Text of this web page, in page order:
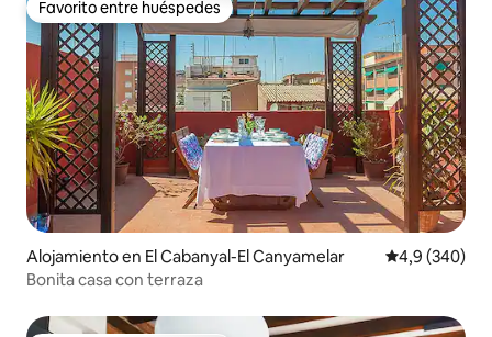
Favorito entre huéspedes
Favorito entre huéspedes
Alojamiento en El Cabanyal-El Canyamelar Calificación
4,9 (340)
Bonita casa con terraza